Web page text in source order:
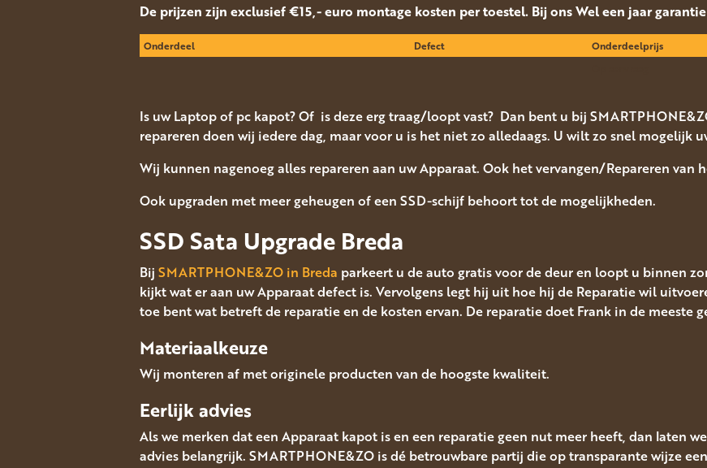
De prijzen zijn exclusief €15,- euro montage kosten per toestel. Bij ons Wel een jaar
Onderdeel Defect
Onderdeelprijs
Is uw Laptop of pc kapot? Of is deze erg traag/loopt vast? Dan bent u bij
repareren doen wij iedere dag, maar voor u is het niet zo alledaags. U wilt zo snel mogelijk
Wij kunnen nagenoeg alles repareren aan uw Apparaat. Ook het vervangen/Repareren
Ook upgraden met meer geheugen of een SSD-schijf behoort tot de mogelijkheden.
SSD Sata Upgrade Breda
Bij SMARTPHONE&ZO in Breda parkeert u de auto gratis voor de deur en loopt u binnen
kijkt wat er aan uw Apparaat defect is. Vervolgens legt hij uit hoe hij de Reparatie wil
toe bent wat betreft de reparatie en de kosten ervan. De reparatie doet Frank in de meeste
Materiaalkeuze
Wij monteren af met originele producten van de hoogste kwaliteit.
Eerlijk advies
Als we merken dat een Apparaat kapot is en een reparatie geen nut meer heeft, dan laten
advies belangrijk. SMARTPHONE&ZO is dé betrouwbare partij die op transparante wijze